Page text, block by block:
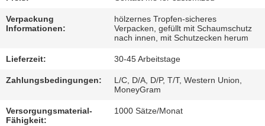
SITEMAP
BESTIMMUNGEN
Verpackung
Informationen:
hölzernes Tropfen-sicheres
Verpacken, gefüllt mit Schaumschutz
nach innen, mit Schutzecken herum
Lieferzeit: 30-45 Arbeitstage
Zahlungsbedingungen:
L/C, D/A, D/P, T/T, Western Union,
MoneyGram
Versorgungsmaterial-
Fähigkeit:
1000 Sätze/Monat